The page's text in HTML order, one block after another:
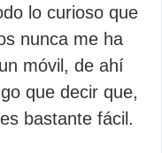
lo curioso que
nunca me ha
móvil, de ahí
que decir que,
bastante fácil.